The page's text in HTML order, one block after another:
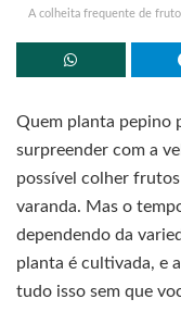
A colheita frequente de
Quem planta pepino
surpreender com a
possível colher
varanda. Mas o
dependendo da
planta é cultivada, e
tudo isso sem que